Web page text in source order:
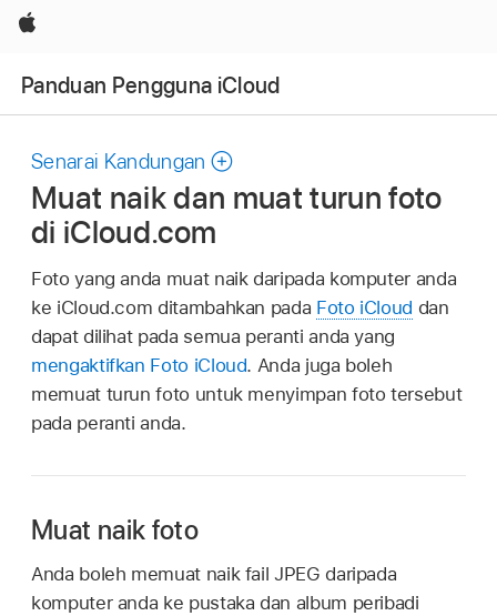
Apple
Panduan Pengguna iCloud
Senarai Kandungan
Muat naik dan muat turun foto
di iCloud.com
Foto yang anda muat naik daripada komputer anda
ke iCloud.com ditambahkan pada Foto iCloud dan
dapat dilihat pada semua peranti anda yang
mengaktifkan Foto iCloud. Anda juga boleh
memuat turun foto untuk menyimpan foto tersebut
pada peranti anda.
Muat naik foto
Anda boleh memuat naik fail JPEG daripada
komputer anda ke pustaka dan album peribadi